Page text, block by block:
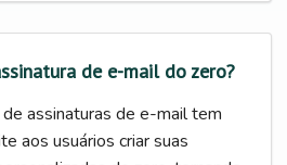
de e-mail do zero?
assinaturas de e-mail tem
aos usuários criar suas